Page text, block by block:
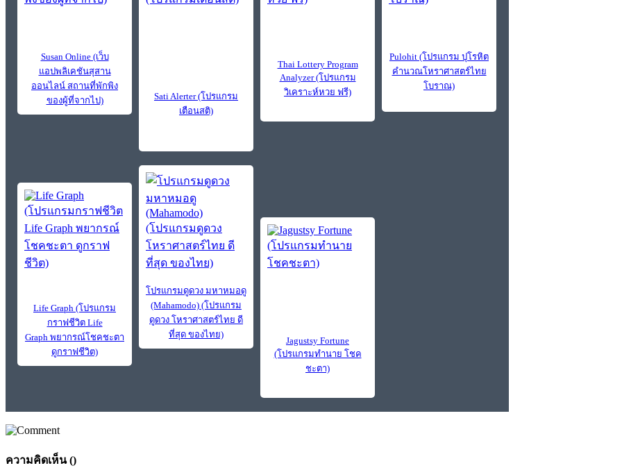
Susan Online (เว็บ
แอปพลิเคชันสุสาน
ออนไลน์ สถานที่พักพิง
ของผู้ที่จากไป)
Sati Alerter (โปรแกรม
เตือนสติ)
Thai Lottery Program
Analyzer (โปรแกรม
วิเคราะห์หวย ฟรี)
Pulohit (โปรแกรม ปุโรหิต
คำนวณโหราศาสตร์ไทย
โบราณ)
Life Graph (โปรแกรม
กราฟชีวิต Life
Graph พยากรณ์โชคชะตา
ดูกราฟชีวิต)
โปรแกรมดูดวง มหาหมอดู
(Mahamodo) (โปรแกรม
ดูดวง โหราศาสตร์ไทย ดี
ที่สุด ของไทย)
Jagustsy Fortune
(โปรแกรมทำนาย โชค
ชะตา)
ความคิดเห็น ()